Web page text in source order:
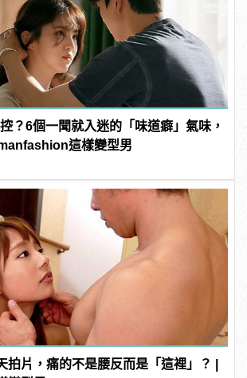
？6個一聞就入迷的「味道癖」氣味，
這樣變型男
拍片，痛的不是腰反而是「這裡」？ |